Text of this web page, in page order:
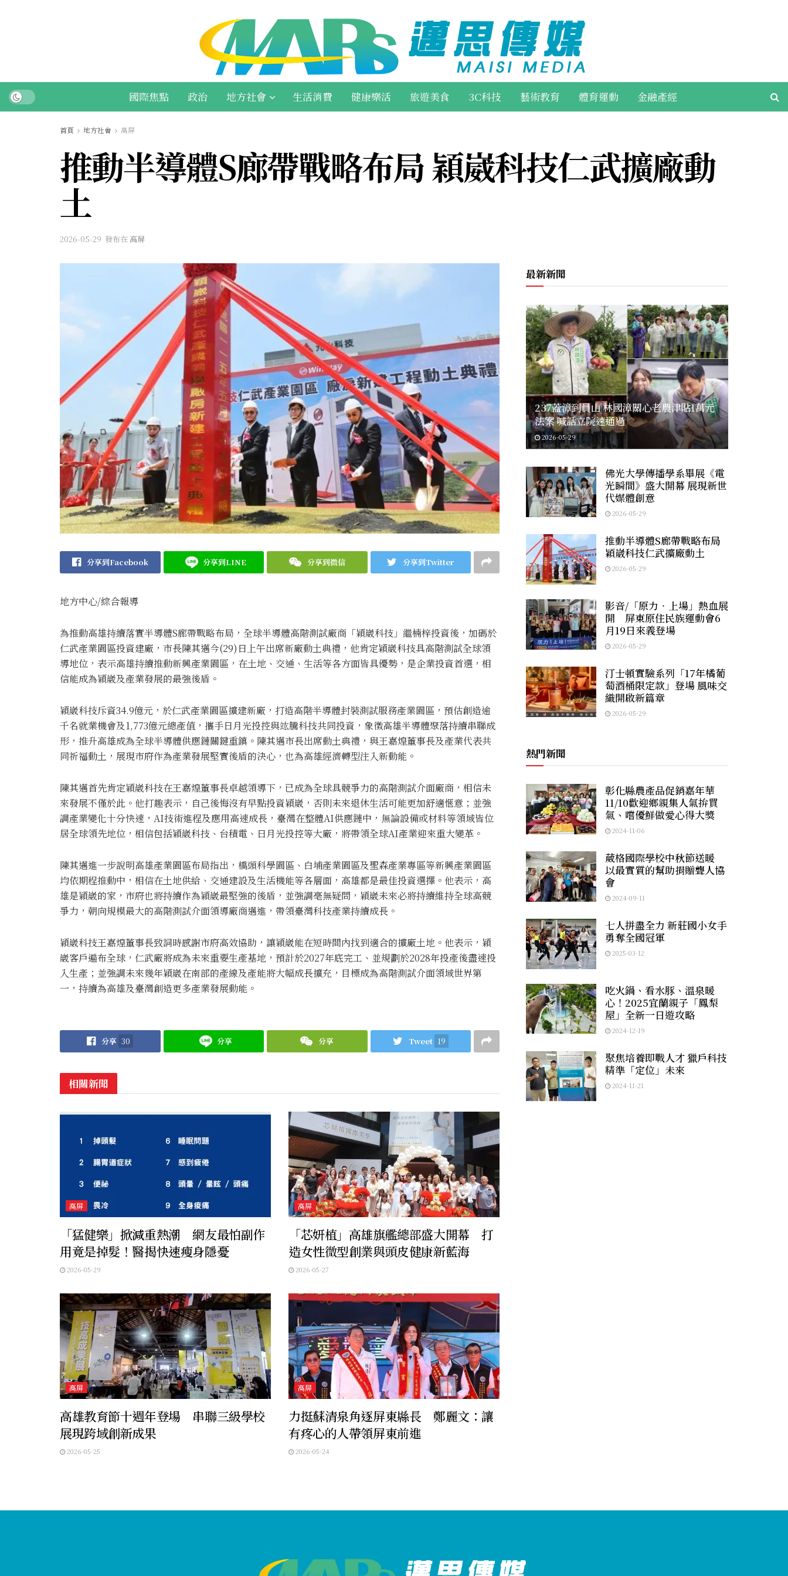
國際焦點 政治 地方社會 生活消費 健康樂活 旅遊美食 3C科技 藝術教育 體育運動 金融產經
首頁 地方社會 高屏
推動半導體S廊帶戰略布局 穎崴科技仁武擴廠動
土
2026-05-29 發布在 高屏
分享到Facebook 分享到LINE 分享到微信 分享到Twitter
地方中心/綜合報導
為推動高雄持續落實半導體S廊帶戰略布局，全球半導體高階測試廠商「穎崴科技」繼楠梓投資後，加碼於
仁武產業園區投資建廠，市長陳其邁今(29)日上午出席新廠動土典禮，他肯定穎崴科技具高階測試全球領
導地位，表示高雄持續推動新興產業園區，在土地、交通、生活等各方面皆具優勢，是企業投資首選，相
信能成為穎崴及產業發展的最強後盾。
穎崴科技斥資34.9億元，於仁武產業園區擴建新廠，打造高階半導體封裝測試服務產業園區，預估創造逾
千名就業機會及1,773億元總產值，攜手日月光投控與竑騰科技共同投資，象徵高雄半導體聚落持續串聯成
形，推升高雄成為全球半導體供應鏈關鍵重鎮。陳其邁市長出席動土典禮，與王嘉煌董事長及產業代表共
同祈福動土，展現市府作為產業發展堅實後盾的決心，也為高雄經濟轉型注入新動能。
陳其邁首先肯定穎崴科技在王嘉煌董事長卓越領導下，已成為全球具競爭力的高階測試介面廠商，相信未
來發展不僅於此。他打趣表示，自己後悔沒有早點投資穎崴，否則未來退休生活可能更加舒適愜意；並強
調產業變化十分快速，AI技術進程及應用高速成長，臺灣在整體AI供應鏈中，無論設備或材料等領域皆位
居全球領先地位，相信包括穎崴科技、台積電、日月光投控等大廠，將帶領全球AI產業迎來重大變革。
陳其邁進一步說明高雄產業園區布局指出，橋頭科學園區、白埔產業園區及聖森產業專區等新興產業園區
均依期程推動中，相信在土地供給、交通建設及生活機能等各層面，高雄都是最佳投資選擇。他表示，高
雄是穎崴的家，市府也將持續作為穎崴最堅強的後盾，並強調毫無疑問，穎崴未來必將持續維持全球高競
爭力，朝向規模最大的高階測試介面領導廠商邁進，帶領臺灣科技產業持續成長。
穎崴科技王嘉煌董事長致詞時感謝市府高效協助，讓穎崴能在短時間內找到適合的擴廠土地。他表示，穎
崴客戶遍布全球，仁武廠將成為未來重要生產基地，預計於2027年底完工、並規劃於2028年投產後盡速投
入生產；並強調未來幾年穎崴在南部的產線及產能將大幅成長擴充，目標成為高階測試介面領域世界第
一，持續為高雄及臺灣創造更多產業發展動能。
分享 30 分享 分享 Tweet 19
相關新聞
高屏
「猛健樂」掀減重熱潮 網友最怕副作
用竟是掉髮！醫揭快速瘦身隱憂
2026-05-29
高屏
「芯妍植」高雄旗艦總部盛大開幕 打
造女性微型創業與頭皮健康新藍海
2026-05-27
高屏
高雄教育節十週年登場 串聯三級學校
展現跨域創新成果
2026-05-25
高屏
力挺蘇清泉角逐屏東縣長 鄭麗文：讓
有疼心的人帶領屏東前進
2026-05-24
最新新聞
237蓋漳到員山 林國漳關心老農津貼1萬元
法案 喊話立院速通過
2026-05-29
佛光大學傳播學系畢展《電
光瞬間》盛大開幕 展現新世
代媒體創意
2026-05-29
推動半導體S廊帶戰略布局
穎崴科技仁武擴廠動土
2026-05-29
影音/「原力‧上場」熱血展
開 屏東原住民族運動會6
月19日來義登場
2026-05-29
汀士頓實驗系列「17年橘葡
萄酒桶限定款」登場 風味交
織開啟新篇章
2026-05-29
熱門新聞
彰化縣農產品促銷嘉年華
11/10歡迎鄉親集人氣拚買
氣、嚐優鮮做愛心得大獎
2024-11-06
葳格國際學校中秋節送暖
以最實質的幫助捐贈聾人協
會
2024-09-11
七人拼盡全力 新莊國小女手
勇奪全國冠軍
2025-03-12
吃火鍋、看水豚、溫泉暖
心！2025宜蘭親子「鳳梨
屋」全新一日遊攻略
2024-12-19
聚焦培養即戰人才 獵戶科技
精準「定位」未來
2024-11-21